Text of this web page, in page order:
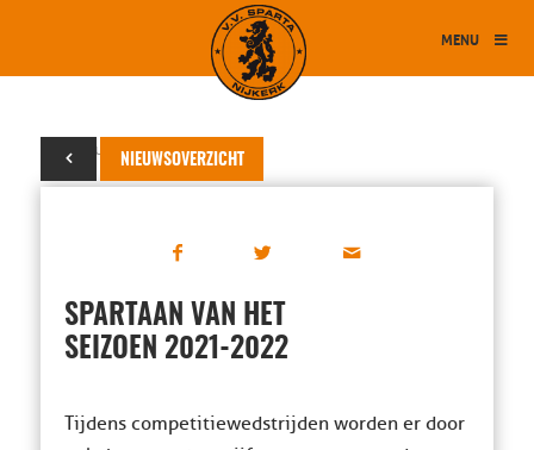
MENU
NIEUWSOVERZICHT
20 februari 2022
SPARTAAN VAN HET
SEIZOEN 2021-2022
Tijdens competitiewedstrijden worden er door